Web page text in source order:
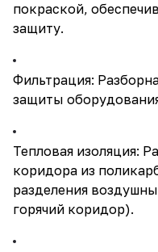
покраской,
защиту.
Фильтрация:
защиты
Тепловая изоляция:
коридора из
разделения
горячий коридор).